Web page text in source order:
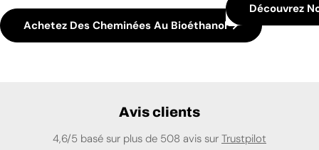
Achetez Des Cheminées Au Bioéthanol
Découvrez
Avis clients
4,6/5 basé sur plus de 508 avis sur Trustpilot